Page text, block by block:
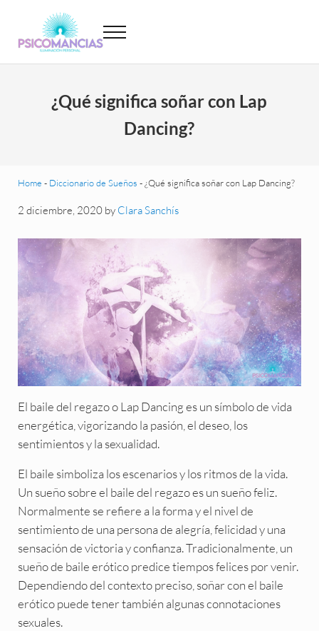
Psicomancias
Menu
¿Qué significa soñar con Lap
Dancing?
Home - Diccionario de Sueños -¿Qué significa soñar con Lap Dancing?
2 diciembre, 2020 by Clara Sanchís
El baile del regazo o Lap Dancing es un símbolo de vida
energética, vigorizando la pasión, el deseo, los
sentimientos y la sexualidad.
El baile simboliza los escenarios y los ritmos de la vida.
Un sueño sobre el baile del regazo es un sueño feliz.
Normalmente se refiere a la forma y el nivel de
sentimiento de una persona de alegría, felicidad y una
sensación de victoria y confianza. Tradicionalmente, un
sueño de baile erótico predice tiempos felices por venir.
Dependiendo del contexto preciso, soñar con el baile
erótico puede tener también algunas connotaciones
sexuales.